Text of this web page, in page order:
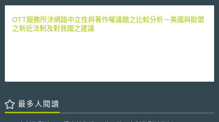
之影響，均有待觀察。
OTT服務所涉網路中立性與著作權議題之比較分析－美國與歐盟
之新近法制及對我國之建議
最多人閱讀